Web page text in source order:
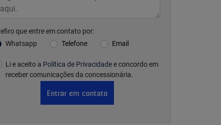
que entre em contato por:
Whatsapp
Telefone Email
Li e aceito a Política de Privacidadee concordo em
receber comunicações da concessionária.
Entrar em contato